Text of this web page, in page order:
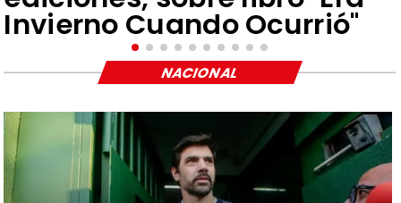
Invierno Cuando Ocurrió"
NACIONAL